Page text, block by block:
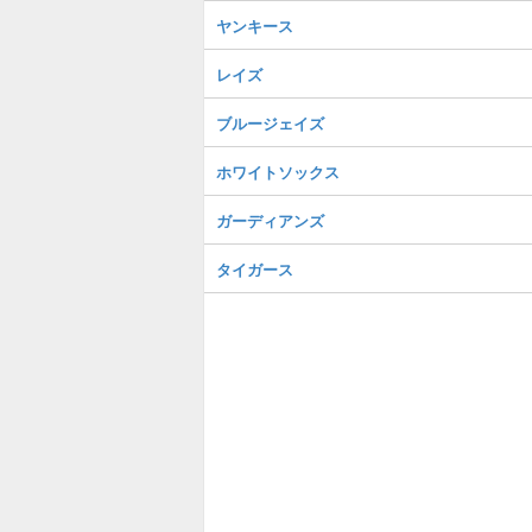
ヤンキース
レイズ
ブルージェイズ
ホワイトソックス
ガーディアンズ
タイガース